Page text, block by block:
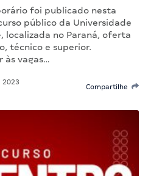
foi publicado nesta
público da Universidade
localizada no Paraná, oferta
técnico e superior.
às vagas…
2023
Compartilhe